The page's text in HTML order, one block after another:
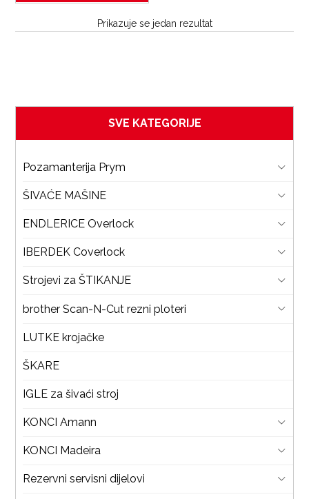
Prikazuje se jedan rezultat
SVE KATEGORIJE
Pozamanterija Prym
ŠIVAĆE MAŠINE
ENDLERICE Overlock
IBERDEK Coverlock
Strojevi za ŠTIKANJE
brother Scan-N-Cut rezni ploteri
LUTKE krojačke
ŠKARE
IGLE za šivaći stroj
KONCI Amann
KONCI Madeira
Rezervni servisni dijelovi